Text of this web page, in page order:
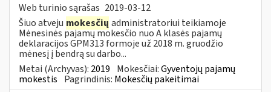
Web turinio sąrašas 2019-03-12
Šiuo atveju mokesčių administratoriui teikiamoje
Mėnesinės pajamų mokesčio nuo A klasės pajamų
deklaracijos GPM313 formoje už 2018 m. gruodžio
mėnesį į bendrą su darbo...
Metai (Archyvas): 2019 Mokesčiai:Gyventojų pajamų
mokestis Pagrindinis: Mokesčių pakeitimai